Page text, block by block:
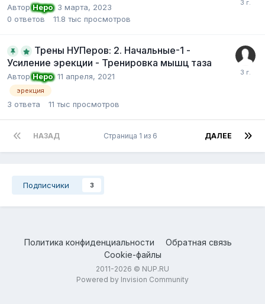
АвторНеро, 3 марта, 2023
0 ответов 11.8 тыс просмотров
Трены НУПеров: 2. Начальные-1 -
Усиление эрекции - Тренировка мышц таза
АвторНеро,11 апреля, 2021
эрекция
3 ответа 11 тыс просмотров
НАЗАД ДАЛЕЕ
Страница 1 из 6
Подписчики 3
Политика конфиденциальности
Обратная связь
Cookie-файлы
2011-2026 © NUP.RU
Powered by Invision Community